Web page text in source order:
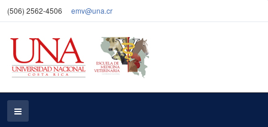
(506) 2562-4506 emv@una.cr